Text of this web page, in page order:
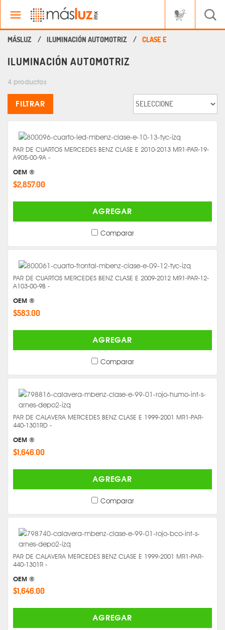
ILUMINACIÓN AUTOMOTRIZ CLASE E
ILUMINACIÓN AUTOMOTRIZ
4 productos
FILTRAR
PAR DE CUARTOS MERCEDES BENZ CLASE E 2010-2013 MR1-PAR-19-
A905-00-9A -
OEM ®
$2,857.00
AGREGAR
Comparar
PAR DE CUARTOS MERCEDES BENZ CLASE E 2009-2012 MR1-PAR-12-
A103-00-9B -
OEM ®
$583.00
AGREGAR
Comparar
PAR DE CALAVERA MERCEDES BENZ CLASE E 1999-2001 MR1-PAR-
440-1301RD -
OEM ®
$1,646.00
AGREGAR
Comparar
PAR DE CALAVERA MERCEDES BENZ CLASE E 1999-2001 MR1-PAR-
440-1301R -
OEM ®
$1,646.00
AGREGAR